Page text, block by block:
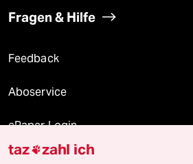
Fragen & Hilfe
Feedback
Aboservice
ePaper Login
Downloads für Abonnierende
taz zahl ich